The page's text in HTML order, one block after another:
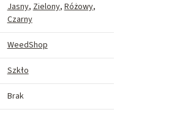
Jasny,Zielony,Różowy,
Czarny
WeedShop
Szkło
Brak